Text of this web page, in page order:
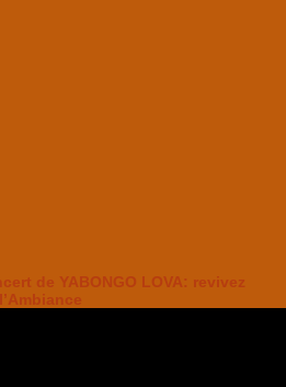
de YABONGO LOVA: revivez
l’Ambiance